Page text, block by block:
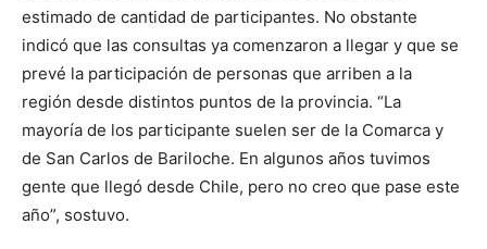
estimado de cantidad de participantes. No obstante
indicó que las consultas ya comenzaron a llegar y que se
prevé la participación de personas que arriben a la
región desde distintos puntos de la provincia. “La
mayoría de los participante suelen ser de la Comarca y
de San Carlos de Bariloche. En algunos años tuvimos
gente que llegó desde Chile, pero no creo que pase este
año”, sostuvo.